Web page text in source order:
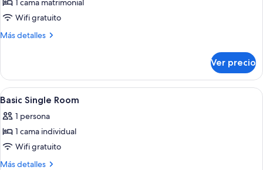
fotos
de
Superior
Extra
1 cama matrimonial
Wifi gratuito
Más detalles
Más
Double
Room
Extra
Ver precio
Abrir
todas
las
fotos
de
Basic
Una habitación pequeña con cama
1
Basic Single Room
1 persona
1 cama individual
Wifi gratuito
Más detalles
Más